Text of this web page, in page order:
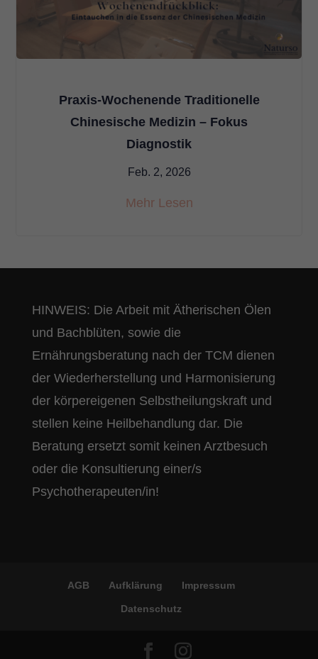
Praxis-Wochenende Traditionelle
Chinesische Medizin – Fokus
Diagnostik
Feb. 2, 2026
Mehr Lesen
HINWEIS: Die Arbeit mit Ätherischen Ölen
und Bachblüten, sowie die
Ernährungsberatung nach der TCM dienen
der Wiederherstellung und Harmonisierung
der körpereigenen Selbstheilungskraft und
stellen keine Heilbehandlung dar. Die
Beratung ersetzt somit keinen Arztbesuch
oder die Konsultierung einer/s
Psychotherapeuten/in!
AGB Aufklärung Impressum
Datenschutz